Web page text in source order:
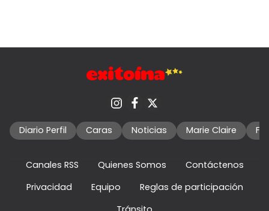
Diario Perfil Caras Noticias Marie Claire
Canales RSS Quienes Somos
Contáctenos
Privacidad
Equipo
Reglas de participación